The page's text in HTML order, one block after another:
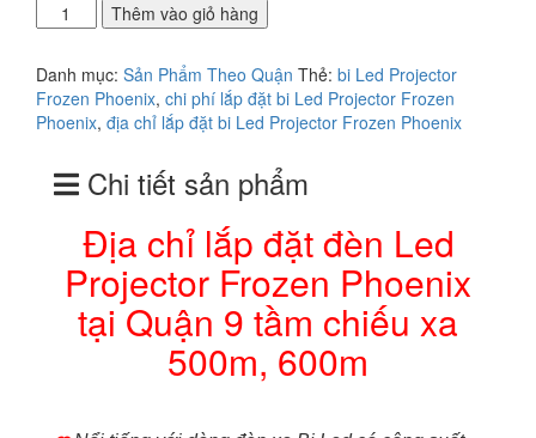
chỉ
đặt
đèn
Led
Frozen
Phoenix
chiếu
Thêm vào giỏ hàng
Danh mục: Sản Phẩm Theo Quận Thẻ: bi Led Projector
Frozen Phoenix, chi phí lắp đặt bi Led Projector Frozen
Phoenix, địa chỉ lắp đặt bi Led Projector Frozen Phoenix
Chi tiết sản phẩm
Địa chỉ lắp đặt đèn Led
Projector Frozen Phoenix
tại Quận 9 tầm chiếu xa
500m, 600m